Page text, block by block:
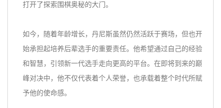
打开了探索围棋奥秘的大门。
如今，随着年龄增长，丹尼斯虽然仍然活跃于赛场，但也开
始承担起培养后辈选手的重要责任。他希望通过自己的经验
和智慧，引领新一代选手走向更高的平台。在即将到来的巅
峰对决中，他不仅代表着个人荣誉，也承载着整个时代所赋
予他的使命感。